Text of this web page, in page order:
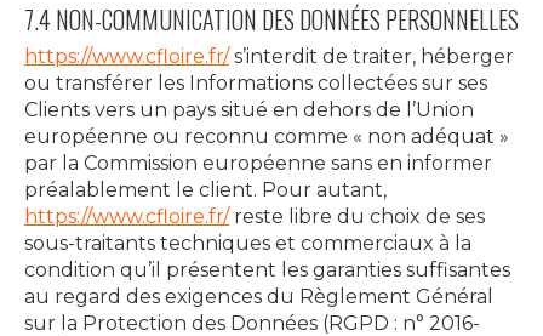
7.4 NON-COMMUNICATION DES DONNÉES PERSONNELLES
https://www.cfloire.fr/s’interdit de traiter, héberger
ou transférer les Informations collectées sur ses
Clients vers un pays situé en dehors de l’Union
européenne ou reconnu comme « non adéquat »
par la Commission européenne sans en informer
préalablement le client. Pour autant,
https://www.cfloire.fr/reste libre du choix de ses
sous-traitants techniques et commerciaux à la
condition qu’il présentent les garanties suffisantes
au regard des exigences du Règlement Général
sur la Protection des Données (RGPD : n° 2016-